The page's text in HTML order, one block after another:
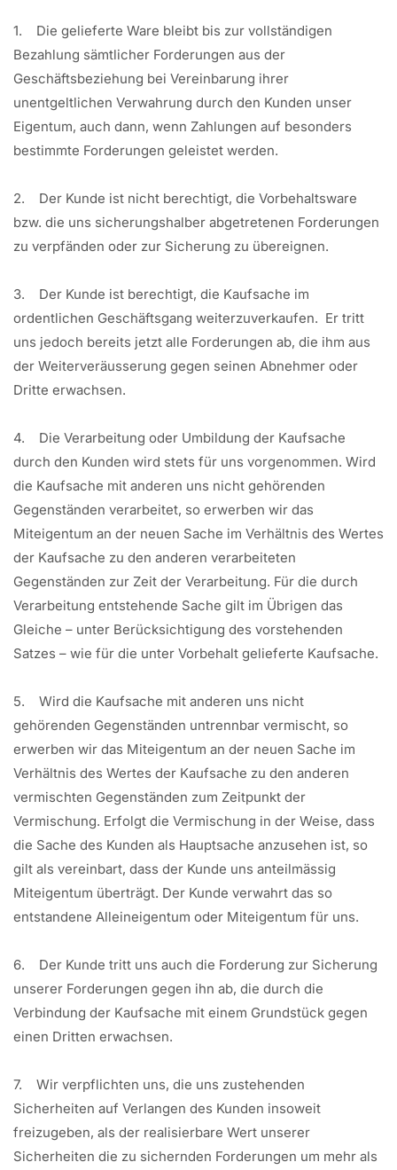
1. Die gelieferte Ware bleibt bis zur vollständigen
Bezahlung sämtlicher Forderungen aus der
Geschäftsbeziehung bei Vereinbarung ihrer
unentgeltlichen Verwahrung durch den Kunden unser
Eigentum, auch dann, wenn Zahlungen auf besonders
bestimmte Forderungen geleistet werden.
2. Der Kunde ist nicht berechtigt, die Vorbehaltsware
bzw. die uns sicherungshalber abgetretenen Forderungen
zu verpfänden oder zur Sicherung zu übereignen.
3. Der Kunde ist berechtigt, die Kaufsache im
ordentlichen Geschäftsgang weiterzuverkaufen. Er tritt
uns jedoch bereits jetzt alle Forderungen ab, die ihm aus
der Weiterveräusserung gegen seinen Abnehmer oder
Dritte erwachsen.
4. Die Verarbeitung oder Umbildung der Kaufsache
durch den Kunden wird stets für uns vorgenommen. Wird
die Kaufsache mit anderen uns nicht gehörenden
Gegenständen verarbeitet, so erwerben wir das
Miteigentum an der neuen Sache im Verhältnis des Wertes
der Kaufsache zu den anderen verarbeiteten
Gegenständen zur Zeit der Verarbeitung. Für die durch
Verarbeitung entstehende Sache gilt im Übrigen das
Gleiche – unter Berücksichtigung des vorstehenden
Satzes – wie für die unter Vorbehalt gelieferte Kaufsache.
5. Wird die Kaufsache mit anderen uns nicht
gehörenden Gegenständen untrennbar vermischt, so
erwerben wir das Miteigentum an der neuen Sache im
Verhältnis des Wertes der Kaufsache zu den anderen
vermischten Gegenständen zum Zeitpunkt der
Vermischung. Erfolgt die Vermischung in der Weise, dass
die Sache des Kunden als Hauptsache anzusehen ist, so
gilt als vereinbart, dass der Kunde uns anteilmässig
Miteigentum überträgt. Der Kunde verwahrt das so
entstandene Alleineigentum oder Miteigentum für uns.
6. Der Kunde tritt uns auch die Forderung zur Sicherung
unserer Forderungen gegen ihn ab, die durch die
Verbindung der Kaufsache mit einem Grundstück gegen
einen Dritten erwachsen.
7. Wir verpflichten uns, die uns zustehenden
Sicherheiten auf Verlangen des Kunden insoweit
freizugeben, als der realisierbare Wert unserer
Sicherheiten die zu sichernden Forderungen um mehr als